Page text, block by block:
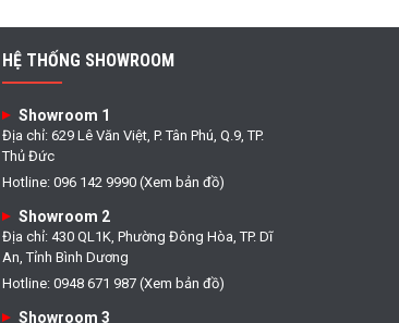
HỆ THỐNG SHOWROOM
Showroom 1
Địa chỉ: 629 Lê Văn Việt, P. Tân Phú, Q.9, TP.
Thủ Đức
Hotline: 096 142 9990 (Xem bản đồ)
Showroom 2
Địa chỉ: 430 QL1K, Phường Đông Hòa, TP. Dĩ
An, Tỉnh Bình Dương
Hotline: 0948 671 987 (Xem bản đồ)
Showroom 3